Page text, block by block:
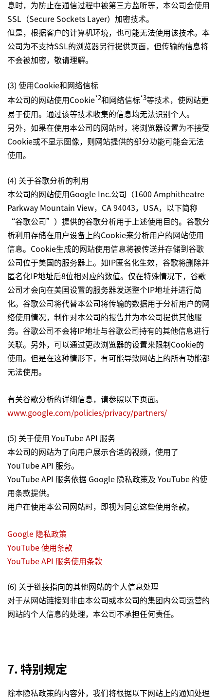
息时，为防止在通信过程中被第三方监听等，本公司会使用
SSL（Secure Sockets Layer）加密技术。
但是，根据客户的计算机环境，也可能无法使用该技术。本
公司为不支持SSL的浏览器另行提供页面，但传输的信息将
不会被加密，敬请理解。
(3) 使用Cookie和网络信标
本公司的网站使用Cookie*2和网络信标*3等技术，使网站更
易于使用。通过该等技术收集的信息均无法识别个人。
另外，如果在使用本公司的网站时，将浏览器设置为不接受
Cookie或不显示图像，则网站提供的部分功能可能会无法
使用。
(4) 关于谷歌分析的利用
本公司的网站使用Google Inc.公司（1600 Amphitheatre
Parkway Mountain View，CA 94043，USA，以下简称
“谷歌公司”）提供的谷歌分析用于上述使用目的。谷歌分
析利用存储在用户设备上的Cookie来分析用户的网站使用
信息。Cookie生成的网站使用信息将被传送并存储到谷歌
公司位于美国的服务器上。如IP匿名化生效，谷歌将删除并
匿名化IP地址后8位相对应的数值。仅在特殊情况下，谷歌
公司才会向在美国设置的服务器发送整个IP地址并进行简
化。谷歌公司将代替本公司将传输的数据用于分析用户的网
络使用情况，制作对本公司的报告并为本公司提供其他服
务。谷歌公司不会将IP地址与谷歌公司持有的其他信息进行
关联。另外，可以通过更改浏览器的设置来限制Cookie的
使用。但是在这种情形下，有可能导致网站上的所有功能都
无法使用。
有关谷歌分析的详细信息，请参照以下页面。
www.google.com/policies/privacy/partners/
(5) 关于使用 YouTube API 服务
本公司的网站为了向用户展示合适的视频，使用了
YouTube API 服务。
YouTube API 服务依据 Google 隐私政策及 YouTube 的使
用条款提供。
用户在使用本公司网站时，即视为同意这些使用条款。
Google 隐私政策
YouTube 使用条款
YouTube API 服务使用条款
(6) 关于链接指向的其他网站的个人信息处理
对于从网站链接到非由本公司或本公司的集团内公司运营的
网站的个人信息的处理，本公司不承担任何责任。
7. 特别规定
除本隐私政策的内容外，我们将根据以下网站上的通知处理